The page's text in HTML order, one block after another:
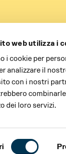
web utilizza i
i cookie per
analizzare il
con i nostri
dei loro servizi.